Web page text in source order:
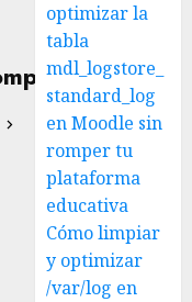
optimizar la
tabla
mdl_logstore_
standard_log
en Moodle sin
romper tu
plataforma
educativa
Cómo limpiar
y optimizar
/var/log en